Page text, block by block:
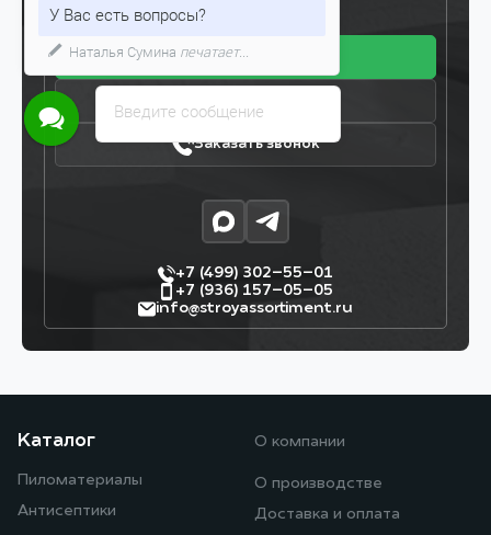
Получить прайс
Заказать звонок
+7 (499) 302–55–01
+7 (936) 157–05–05
info@stroyassortiment.ru
Каталог
Пиломатериалы
Антисептики
О компании
О производстве
Доставка и оплата
Введите сообщение
У Вас есть вопросы?
Наталья Сумина печатает...